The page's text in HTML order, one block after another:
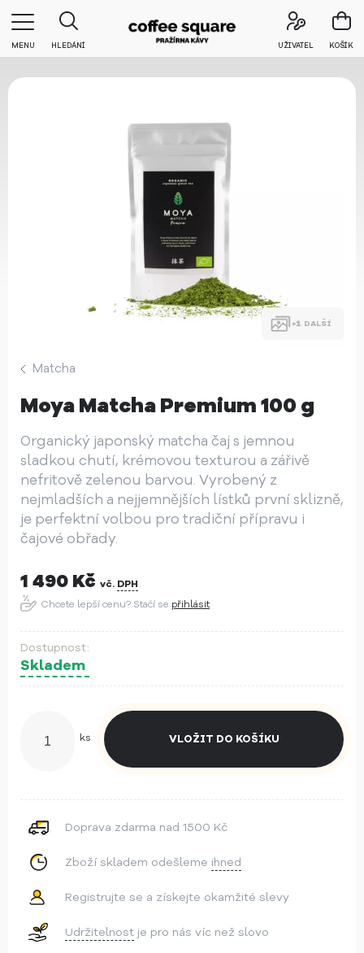
MENU HLEDÁNÍ UŽIVATEL KOŠÍK
DALŠÍ
Matcha
Moya Matcha Premium 100 g
Organický japonský matcha čaj s jemnou
sladkou chutí, krémovou texturou a zářivě
nefritově zelenou barvou. Vyrobený z
nejmladších a nejjemnějších lístků první sklizně,
je perfektní volbou pro tradiční přípravu i
čajové obřady.
1 490 Kč vč. DPH
Chcete lepší cenu? Stačí se přihlásit
Skladem
ks
Doprava zdarma nad 1500 Kč
Zboží skladem odešleme ihned
Registrujte se a získejte okamžité slevy
Udržitelnost je pro nás víc než slovo